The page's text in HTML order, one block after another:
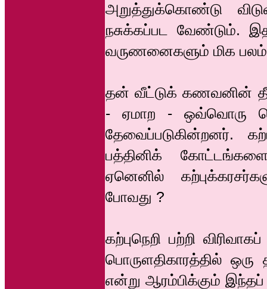
அறுத்துக்கொண்டு
நசுக்கப்பட வேண்டும்.
வருணனைகளும் மிக பலம்
தன் வீட்டுக் கணவனின்
- ஏமாற - ஒவ்வொரு
தேவைப்படுகின்றனர்.
பத்தினிக்
ஏனெனில்
போவது ?
கற்புநெறி பற்றி
பொருளதிகாரத்தில்
என்று ஆரம்பிக்கும்